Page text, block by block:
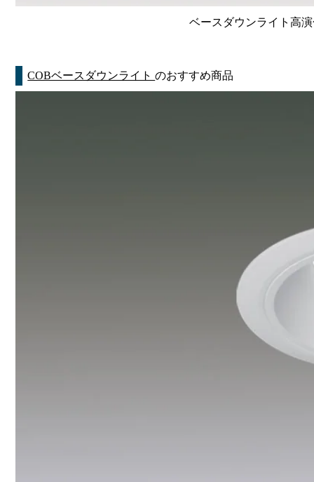
ベースダウンライト高
COBベースダウンライトのおすすめ商品